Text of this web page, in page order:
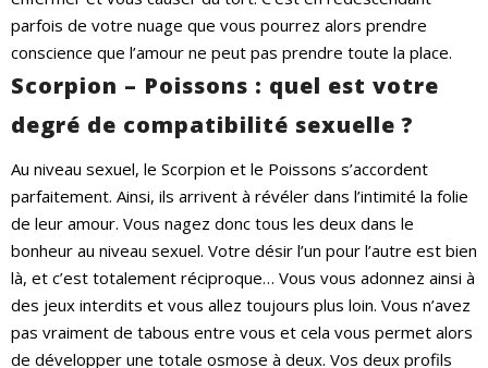
parfois de votre nuage que vous pourrez alors prendre
conscience que l’amour ne peut pas prendre toute la place.
Scorpion – Poissons : quel est votre
degré de compatibilité sexuelle ?
Au niveau sexuel, le Scorpion et le Poissons s’accordent
parfaitement. Ainsi, ils arrivent à révéler dans l’intimité la folie
de leur amour. Vous nagez donc tous les deux dans le
bonheur au niveau sexuel. Votre désir l’un pour l’autre est bien
là, et c’est totalement réciproque… Vous vous adonnez ainsi à
des jeux interdits et vous allez toujours plus loin. Vous n’avez
pas vraiment de tabous entre vous et cela vous permet alors
de développer une totale osmose à deux. Vos deux profils